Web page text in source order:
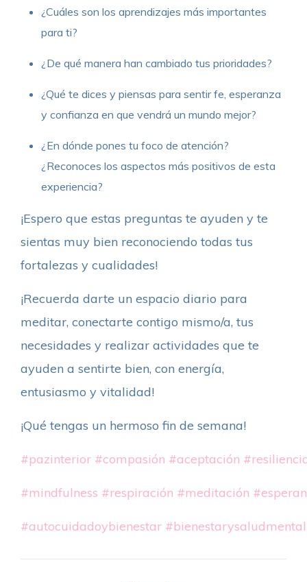
¿Cuáles son los aprendizajes más importantes
para ti?
¿De qué manera han cambiado tus prioridades?
¿Qué te dices y piensas para sentir fe, esperanza
y confianza en que vendrá un mundo mejor?
¿En dónde pones tu foco de atención?
¿Reconoces los aspectos más positivos de esta
experiencia?
¡Espero que estas preguntas te ayuden y te
sientas muy bien reconociendo todas tus
fortalezas y cualidades!
¡Recuerda darte un espacio diario para
meditar, conectarte contigo mismo/a, tus
necesidades y realizar actividades que te
ayuden a sentirte bien, con energía,
entusiasmo y vitalidad!
¡Qué tengas un hermoso fin de semana!
#pazinterior #compasión #aceptación
#mindfulness #respiración #meditación
#autocuidadoybienestar #bienestarysaludmental